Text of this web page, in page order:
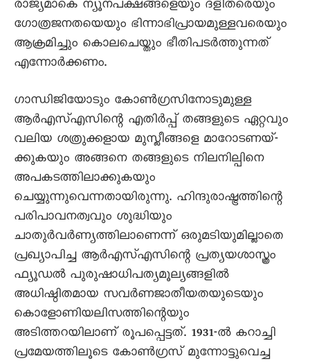
രാജ്യമാകെ ന്യൂനപക്ഷങ്ങളെയും ദളിതരെയും
ഗോത്രജനതയെയും ഭിന്നാഭിപ്രായമുള്ളവരെയും
ആക്രമിച്ചും കൊലചെയ്തും ഭീതിപടർത്തുന്നത്
എന്നോർക്കണം.
ഗാന്ധിജിയോടും കോൺഗ്രസിനോടുമുള്ള
ആർഎസ്എസിന്റെ എതിർപ്പ് തങ്ങളുടെ ഏറ്റവും
വലിയ ശത്രുക്കളായ മുസ്ലീങ്ങളെ മാറോടണയ്-
ക്കുകയും അങ്ങനെ തങ്ങളുടെ നിലനില്പിനെ
അപകടത്തിലാക്കുകയും
ചെയ്യുന്നുവെന്നതായിരുന്നു. ഹിന്ദുരാഷ്ട്രത്തിന്റെ
പരിപാവനത്വവും ശുദ്ധിയും
ചാതുർവർണ്യത്തിലാണെന്ന് ഒരുമടിയുമില്ലാതെ
പ്രഖ്യാപിച്ച ആർഎസ്എസിന്റെ പ്രത്യയശാസ്ത്രം
ഫ്യൂഡൽ പുരുഷാധിപത്യമൂല്യങ്ങളിൽ
അധിഷ്ഠിതമായ സവർണജാതീയതയുടെയും
കൊളോണിയലിസത്തിന്റെയും
അടിത്തറയിലാണ് രൂപപ്പെട്ടത്. 1931-ൽ കറാച്ചി
പ്രമേയത്തിലൂടെ കോൺഗ്രസ് മുന്നോട്ടുവെച്ച